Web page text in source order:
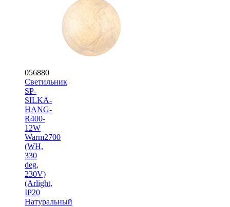
056880
Светильник
SP-
SILKA-
HANG-
R400-
12W
Warm2700
(WH,
330
deg,
230V)
(Arlight,
IP20
Натуральный